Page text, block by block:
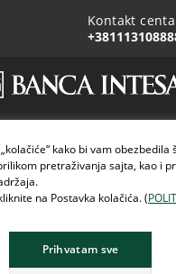
kako bi vam obezbedila
pretraživanja sajta, kao i
na Postavka kolačića. (
Prihvatam sve
Kontakt